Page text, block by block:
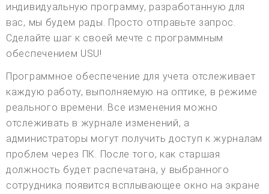
индивидуальную программу, разработанную для
вас, мы будем рады. Просто отправьте запрос.
Сделайте шаг к своей мечте с программным
обеспечением USU!
Программное обеспечение для учета отслеживает
каждую работу, выполняемую на оптике, в режиме
реального времени. Все изменения можно
отслеживать в журнале изменений, а
администраторы могут получить доступ к журналам
проблем через ПК. После того, как старшая
должность будет распечатана, у выбранного
сотрудника появится всплывающее окно на экране